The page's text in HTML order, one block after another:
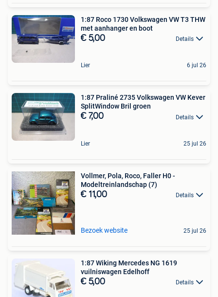
1:87 Roco 1730 Volkswagen VW T3 THW
met aanhanger en boot
€ 5,00 Details
Lier 6 jul 26
1:87 Praliné 2735 Volkswagen VW Kever
SplitWindow Bril groen
€ 7,00 Details
Lier 25 jul 26
Vollmer, Pola, Roco, Faller H0 -
Modeltreinlandschap (7)
€ 11,00 Details
Bezoek website 25 jul 26
1:87 Wiking Mercedes NG 1619
vuilniswagen Edelhoff
€ 5,00 Details